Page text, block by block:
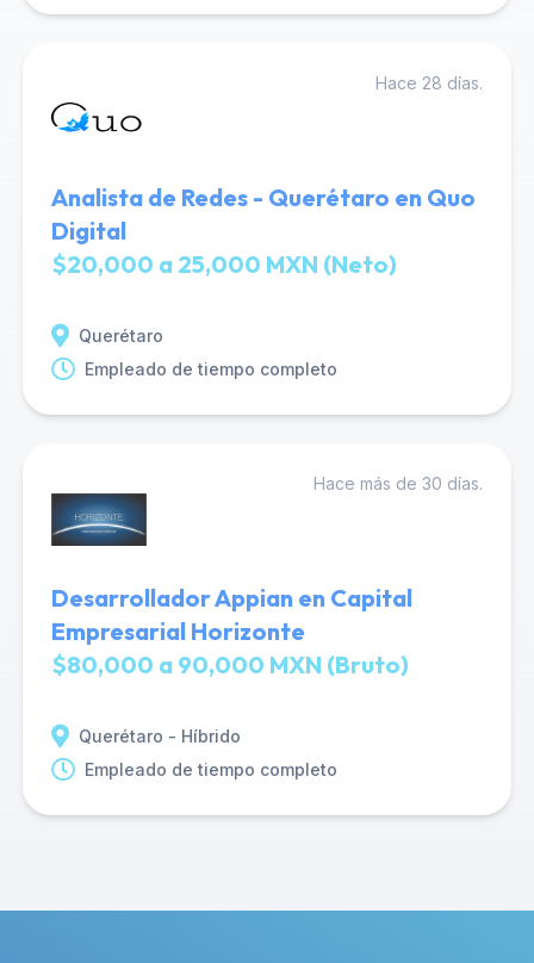
Hace 28 días.
Analista de Redes - Querétaro en Quo
Digital
$20,000 a 25,000 MXN (Neto)
Querétaro
Empleado de tiempo completo
Hace más de 30 días.
Desarrollador Appian en Capital
Empresarial Horizonte
$80,000 a 90,000 MXN (Bruto)
Querétaro - Híbrido
Empleado de tiempo completo